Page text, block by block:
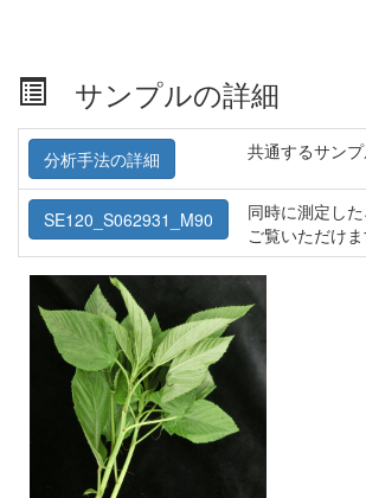
サンプルの詳細
分析手法の詳細 共通するサン
SE120_S062931_M90
同時に測定し
ご覧いただけ